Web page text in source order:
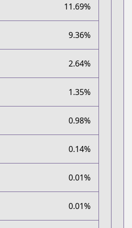
11.69%
9.36%
2.64%
1.35%
0.98%
0.14%
0.01%
0.01%